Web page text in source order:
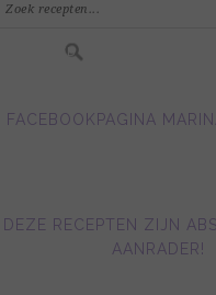
FACEBOOKPAGINA
DEZE RECEPTEN ZIJN
AANRADER!